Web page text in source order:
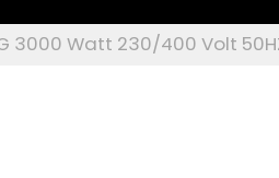
3000 Watt 230/400 Volt